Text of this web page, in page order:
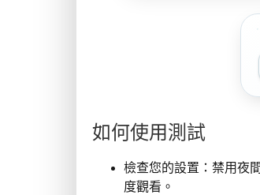
如何使用測試
檢查您的設置：禁用夜
度觀看。